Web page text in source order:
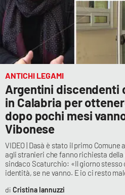
Le perfidie di Antonella
Venti di comunicazione
STREAMING
LaC TV
LaC Network
LaC OnAir
LOCALI
ANTICHI LEGAMI
Argentini discendenti
in Calabria per
dopo pochi mesi
Vibonese
VIDEO | Dasà è stato il primo
agli stranieri che fanno richiesta
sindaco Scaturchio: «Il giorno
identità, se ne vanno. E io ci resto
Cristina Iannuzzi